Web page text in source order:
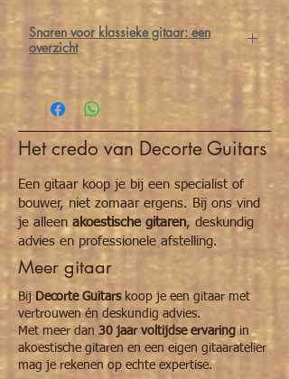
Snaren voor klassieke gitaar: een
overzicht
De juiste snaren maken een wereld van
verschil voor klassieke gitaristen. Bij het
kiezen van snaren spelen materiaal en
spanning een belangrijke rol.
Voor demelodiesnaren(G-b-e’) heb je
(New Cristal)
of carbon(Alliance) snaren. Wat
debassnaren(E-A-D) betreft heb je keuze
uitHT Classic ,Corum Cantiga en
Cantiga
premium snaren.
Tot slot heb je per set snaren keuze uit
soorten spanningen
normal tension
tensionof mixed tension
1. Eerste keuze: welke melodiesnaren (G-b-
e’) wil je gebruiken?
Alliance (carbon): geeft een heldere,
briljante toon met meer projectie en
temperament
Het credo van Decorte Guitars
Een gitaar koop je bij een specialist of
bouwer, niet zomaar ergens. Bij ons vind
je alleen akoestische gitaren, deskundig
advies en professionele afstelling.
Meer gitaar
Bij Decorte Guitarskoop je een gitaar met
vertrouwen én deskundig advies.
Met meer dan 30 jaar voltijdse ervaringin
akoestische gitaren en een eigen gitaaratelier
mag je rekenen op echte expertise.